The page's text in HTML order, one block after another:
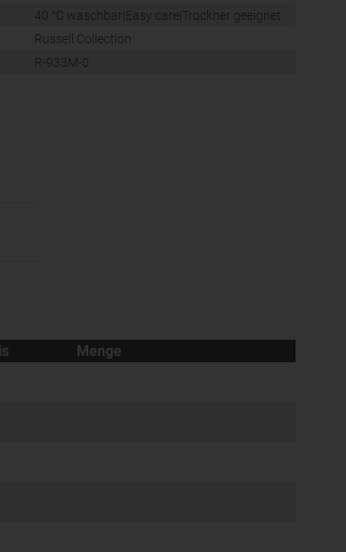
40 °C waschbar|Easy care|Trockner geeignet
Russell Collection
R-933M-0
Menge